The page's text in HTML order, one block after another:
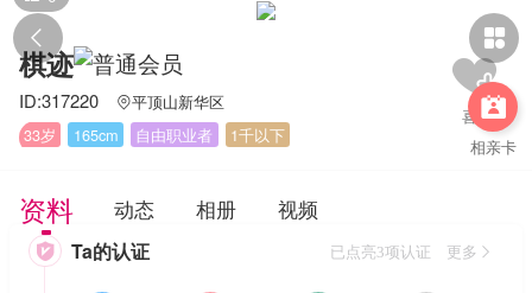
 

相亲卡
棋迹
ID:317220 平顶山新华区
33岁
165cm 自由职业者 1千以下
资料 动态 相册 视频
 Ta的认证 已点亮3项认证 更多